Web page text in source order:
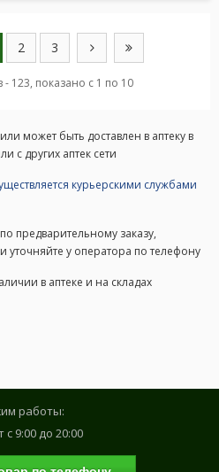
2 3
123, показано с 1 по 10
или может быть доставлен в аптеку в
с других аптек сети
курьерскими службами
предварительному заказу,
уточняйте у оператора по телефону
в аптеке и на складах
работы:
с 9:00 до 20:00